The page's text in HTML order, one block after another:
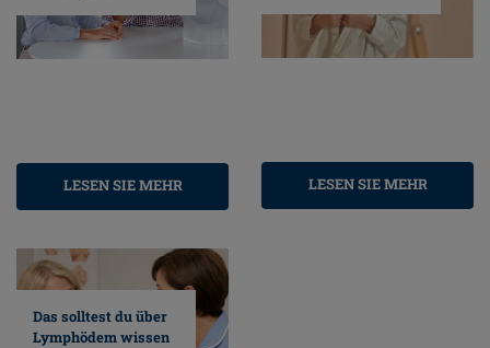
LESEN SIE MEHR LESEN SIE MEHR
Das solltest du über
Lymphödem wissen